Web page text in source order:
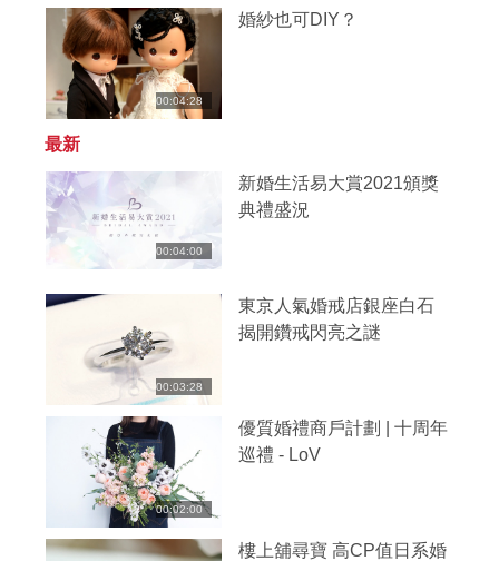
00:04:28
婚紗也可DIY？
最新
00:04:00
新婚生活易大賞2021頒獎
典禮盛況
00:03:28
東京人氣婚戒店銀座白石
揭開鑽戒閃亮之謎
00:02:00
優質婚禮商戶計劃 | 十周年
巡禮 - LoV
樓上舖尋寶 高CP值日系婚